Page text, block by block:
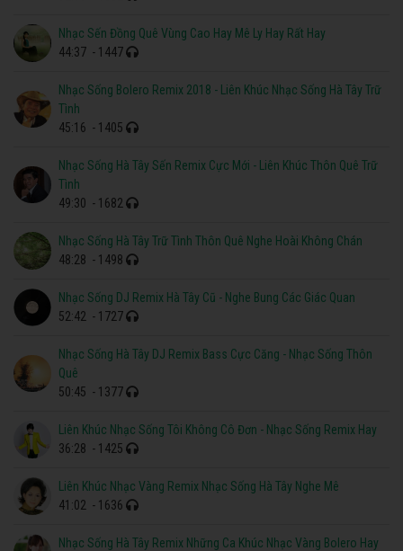
Nhạc Sến Đồng Quê Vùng Cao Hay Mê Ly Hay Rất Hay
44:37 - 1447
Nhạc Sống Bolero Remix 2018 - Liên Khúc Nhạc Sống Hà Tây Trữ
Tình
45:16 - 1405
Nhạc Sống Hà Tây Sến Remix Cực Mới - Liên Khúc Thôn Quê Trữ
Tình
49:30 - 1682
Nhạc Sống Hà Tây Trữ Tình Thôn Quê Nghe Hoài Không Chán
48:28 - 1498
Nhạc Sống DJ Remix Hà Tây Cũ - Nghe Bung Các Giác Quan
52:42 - 1727
Nhạc Sống Hà Tây DJ Remix Bass Cực Căng - Nhạc Sống Thôn
Quê
50:45 - 1377
Liên Khúc Nhạc Sống Tôi Không Cô Đơn - Nhạc Sống Remix Hay
36:28 - 1425
Liên Khúc Nhạc Vàng Remix Nhạc Sống Hà Tây Nghe Mê
41:02 - 1636
Nhạc Sống Hà Tây Remix Những Ca Khúc Nhạc Vàng Bolero Hay